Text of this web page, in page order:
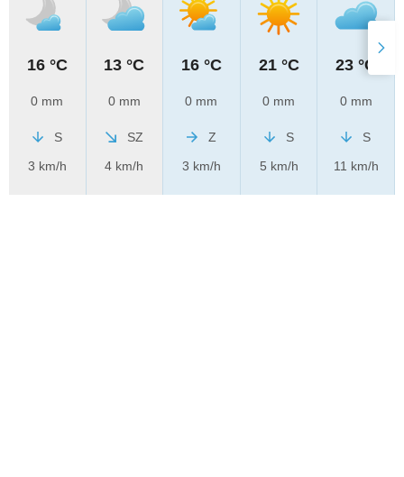
16 °C
0 mm
S
3 km/h
13 °C
0 mm
SZ
4 km/h
16 °C
0 mm
Z
3 km/h
21 °C
0 mm
S
5 km/h
23 °C
0 mm
S
11 km/h